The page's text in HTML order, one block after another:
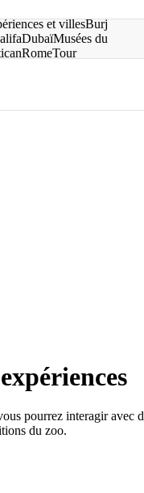
et villesBurj
DubaïMusées du
RomeTour
pourrez interagir
du zoo.